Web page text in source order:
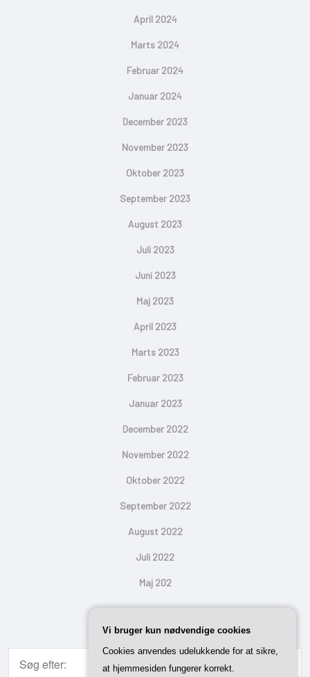
April 2024
Marts 2024
Februar 2024
Januar 2024
December 2023
November 2023
Oktober 2023
September 2023
August 2023
Juli 2023
Juni 2023
Maj 2023
April 2023
Marts 2023
Februar 2023
Januar 2023
December 2022
November 2022
Oktober 2022
September 2022
August 2022
Juli 2022
Maj 202
Vi bruger kun nødvendige cookies
Cookies anvendes udelukkende for at sikre,
at hjemmesiden fungerer korrekt.